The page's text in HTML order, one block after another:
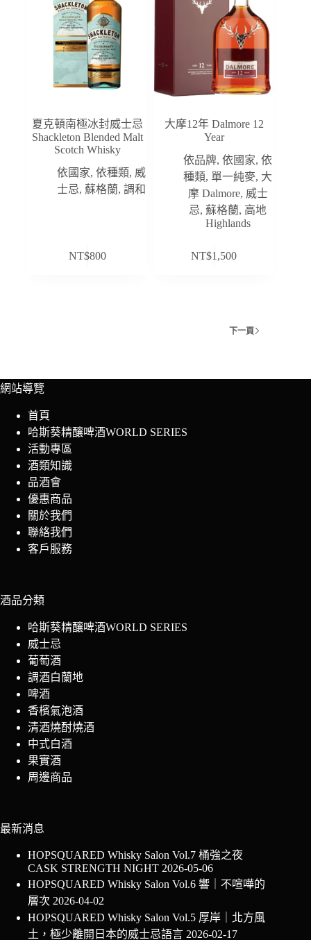
夏克頓南極冰封威士忌
Shackleton Blended Malt
Scotch Whisky
依國家,依種類, 威
士忌,蘇格蘭,調和
NT$800
大摩12年 Dalmore 12
Year
依品牌,依國家,依
種類, 單一純麥, 大
摩 Dalmore, 威士
忌,蘇格蘭, 高地
Highlands
NT$1,500
下一頁
網站導覽
首頁
哈斯葵精釀啤酒WORLD SERIES
活動專區
酒類知識
品酒會
優惠商品
關於我們
聯絡我們
客戶服務
酒品分類
哈斯葵精釀啤酒WORLD SERIES
威士忌
葡萄酒
調酒白蘭地
啤酒
香檳氣泡酒
清酒燒酎燒酒
中式白酒
果實酒
周邊商品
最新消息
HOPSQUARED Whisky Salon Vol.7 桶強之夜
CASK STRENGTH NIGHT 2026-05-06
HOPSQUARED Whisky Salon Vol.6 響｜不喧嘩的
層次 2026-04-02
HOPSQUARED Whisky Salon Vol.5 厚岸｜北方風
土，極少離開日本的威士忌語言 2026-02-17